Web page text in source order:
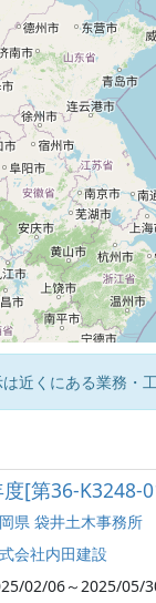
近くにある業務・
[第
県 袋井土木事務所
会社内田建設
02/06～2025/05/